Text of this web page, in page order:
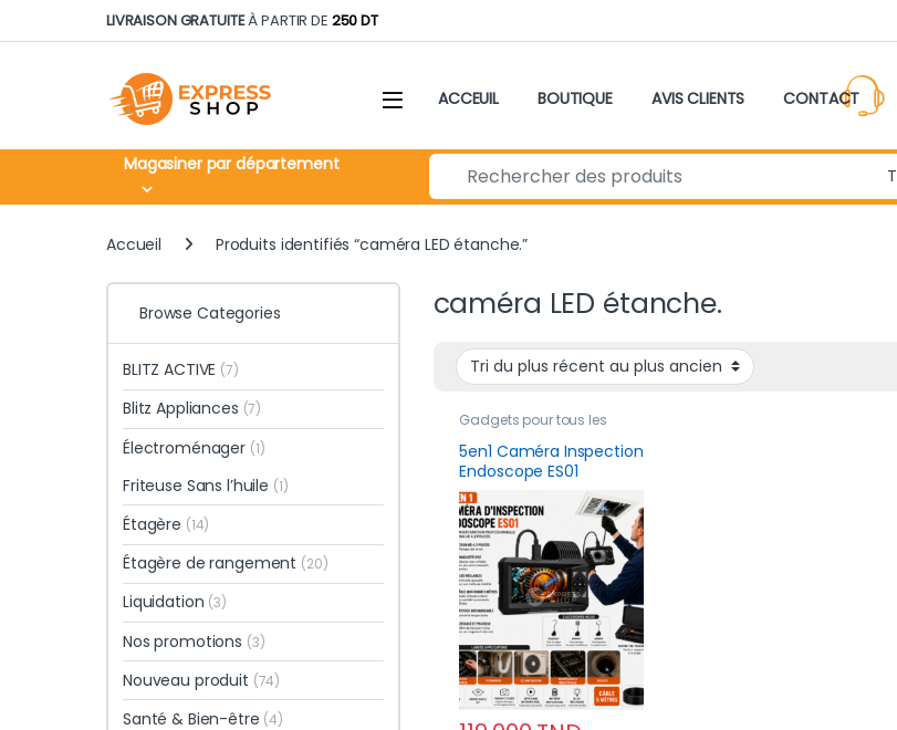
Skip to navigation
Skip to contentLIVRAISON GRATUITEÀ PARTIR DE 250 DT
ACCEUIL BOUTIQUE AVIS CLIENTS CONTACT
Magasiner par département Search for:
Accueil Produits identifiés “caméra LED étanche.”
caméra LED étanche.
Gadgets pour tous les
jours,Nouveau produit
5en1 Caméra Inspection
Endoscope ES01
Professionnelle avec
écran HD 4.3 pouces
Browse Categories
BLITZ ACTIVE (7)
Blitz Appliances (7)
Électroménager (1)
Friteuse Sans l’huile (1)
Étagère (14)
Étagère de rangement (20)
Liquidation (3)
Nos promotions (3)
Nouveau produit (74)
Santé & Bien-être (4)